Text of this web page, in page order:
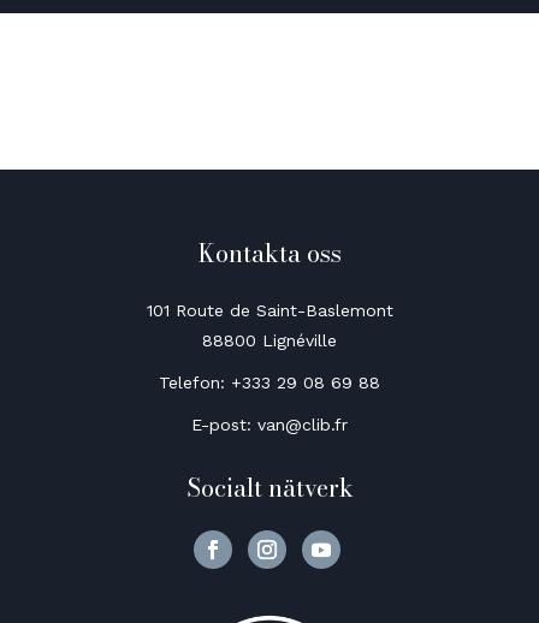
Kontakta oss
101 Route de Saint-Baslemont
88800 Lignéville
Telefon: +333 29 08 69 88
E-post: van@clib.fr
Socialt nätverk